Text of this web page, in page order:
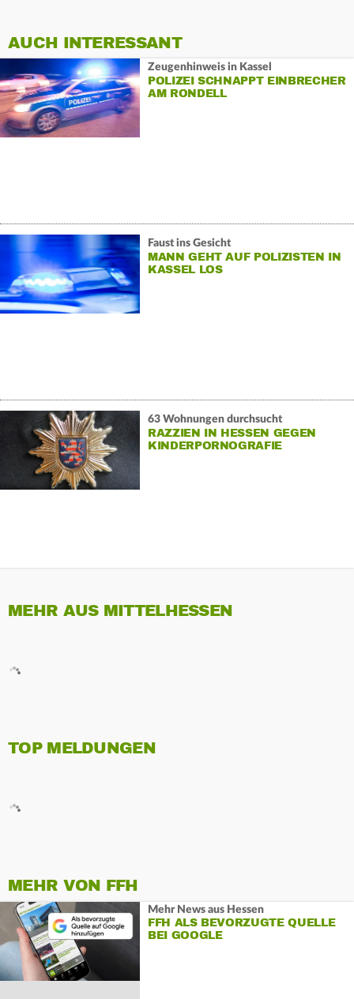
AUCH INTERESSANT
Zeugenhinweis in Kassel
POLIZEI SCHNAPPT EINBRECHER
AM RONDELL
Faust ins Gesicht
MANN GEHT AUF POLIZISTEN IN
KASSEL LOS
63 Wohnungen durchsucht
RAZZIEN IN HESSEN GEGEN
KINDERPORNOGRAFIE
MEHR AUS MITTELHESSEN
TOP MELDUNGEN
MEHR VON FFH
Mehr News aus Hessen
FFH ALS BEVORZUGTE QUELLE
BEI GOOGLE